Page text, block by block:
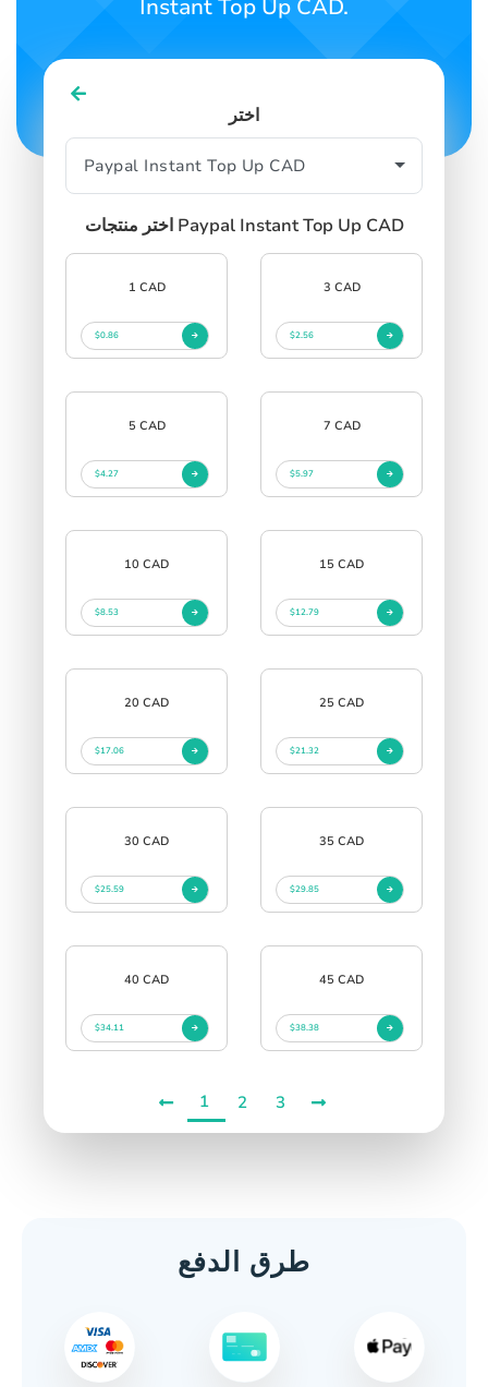
Instant Top Up CAD.
اختر
اختر منتجات Paypal Instant Top Up CAD
1 CAD
$0.86
3 CAD
$2.56
5 CAD
$4.27
7 CAD
$5.97
10 CAD
$8.53
15 CAD
$12.79
20 CAD
$17.06
25 CAD
$21.32
30 CAD
$25.59
35 CAD
$29.85
40 CAD
$34.11
45 CAD
$38.38
1 2 3
طرق الدفع